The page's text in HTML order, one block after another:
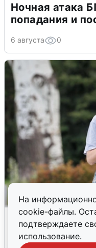
На
cookie-файлы.
подтверждаете
использование.
Ночная атака
попадания и
6 августа 0
Волгоградцы
мобильного